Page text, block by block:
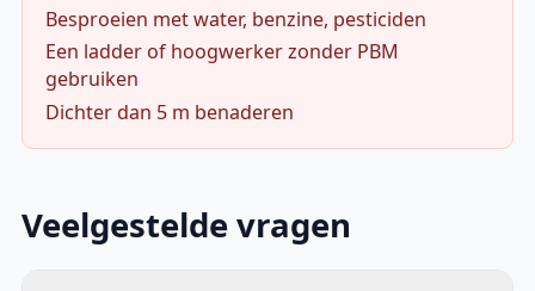
Besproeien met water, benzine, pesticiden
Een ladder of hoogwerker zonder PBM
gebruiken
Dichter dan 5 m benaderen
Veelgestelde vragen